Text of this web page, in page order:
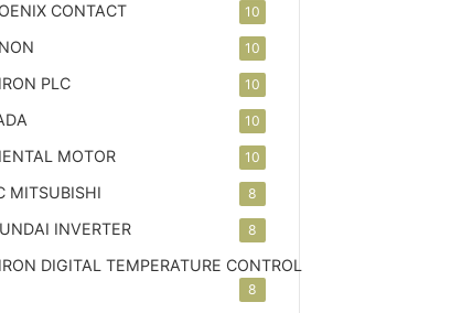
CONTACT 10
10
PLC 10
10
MOTOR 10
MITSUBISHI 8
INVERTER 8
DIGITAL TEMPERATURE CONTROL
8